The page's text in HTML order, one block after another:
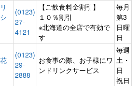
(0123)
27-
4121
【ご飲食料金割引】
１０％割引
※北海道の全店で有効で
す
毎月
第3
日曜
日
(0123)
29-
2888
お食事の際、お子様にワ
ンドリンクサービス
毎週
土・
日
祝日